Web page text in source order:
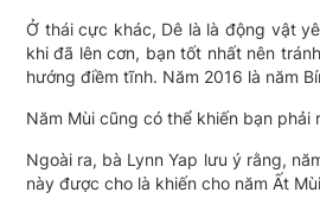
Ở thái cực khác, Dê là là động vật
khi đã lên cơn, bạn tốt nhất nên
hướng điềm tĩnh. Năm 2016 là năm
Năm Mùi cũng có thể khiến bạn phải
Ngoài ra, bà Lynn Yap lưu ý rằng,
này được cho là khiến cho năm Ất Mùi